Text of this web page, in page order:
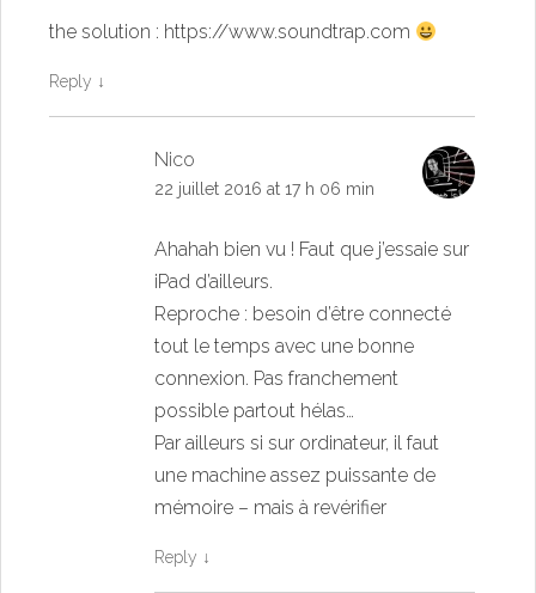
the solution : https://www.soundtrap.com
Reply ↓
Nico
22 juillet 2016 at 17 h 06 min
Ahahah bien vu ! Faut que j’essaie sur
iPad d’ailleurs.
Reproche : besoin d’être connecté
tout le temps avec une bonne
connexion. Pas franchement
possible partout hélas…
Par ailleurs si sur ordinateur, il faut
une machine assez puissante de
mémoire – mais à revérifier
Reply ↓